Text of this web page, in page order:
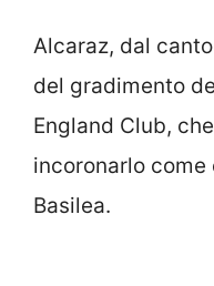
Alcaraz, dal
del gradimento
England Club,
incoronarlo come
Basilea.